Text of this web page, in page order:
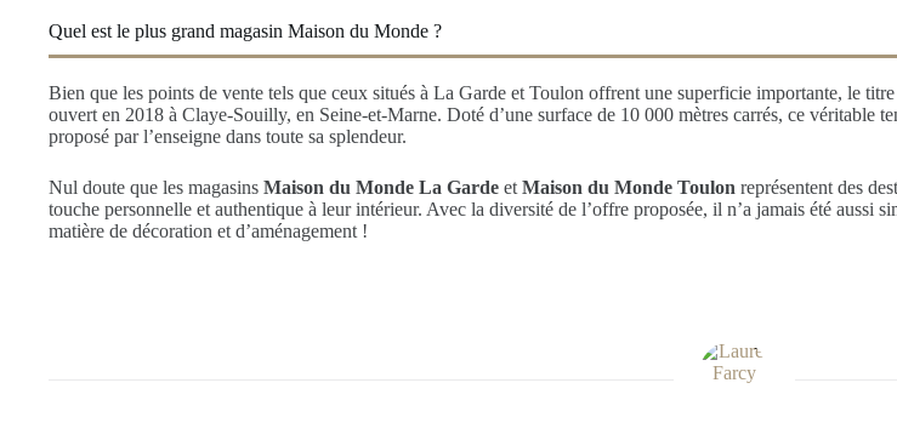
Quel est le plus grand magasin Maison du Monde ?
Bien que les points de vente tels que ceux situés à La Garde et Toulon offrent une superficie importante, le
ouvert en 2018 à Claye-Souilly, en Seine-et-Marne. Doté d’une surface de 10 000 mètres carrés, ce véritable
proposé par l’enseigne dans toute sa splendeur.
Nul doute que les magasins Maison du Monde La Garde et Maison du Monde Toulon représentent des
touche personnelle et authentique à leur intérieur. Avec la diversité de l’offre proposée, il n’a jamais été aussi
matière de décoration et d’aménagement !